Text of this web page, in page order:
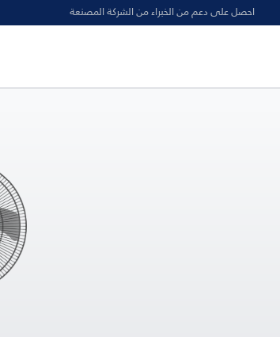
احصل على دعم من الخبراء من الشركة المصنعة